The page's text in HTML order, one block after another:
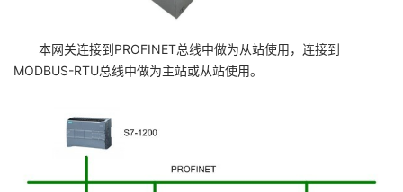
本网关连接到PROFINET总线中做为从站使用，连接到
MODBUS-RTU总线中做为主站或从站使用。